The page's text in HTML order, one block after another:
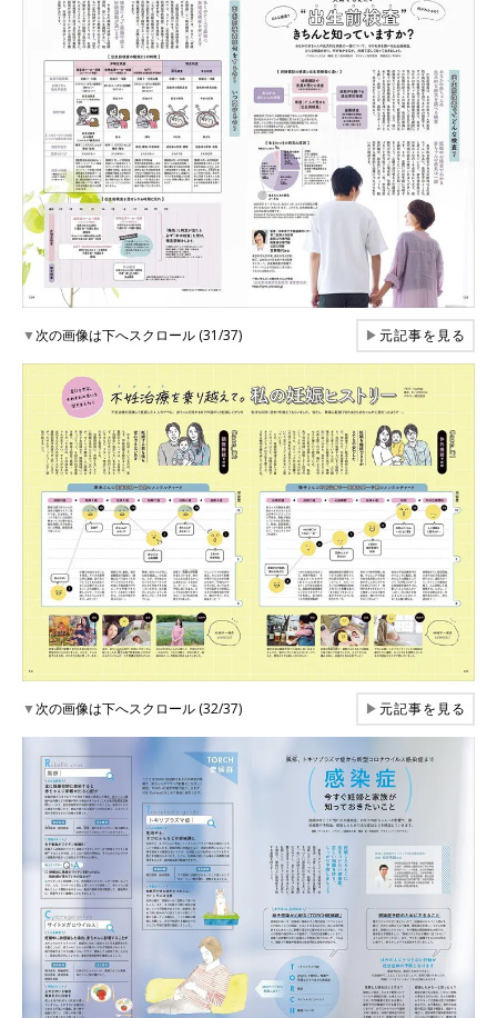
▼次の画像は下へスクロール (31/37) ▶元記事を見る
▼次の画像は下へスクロール (32/37) ▶元記事を見る